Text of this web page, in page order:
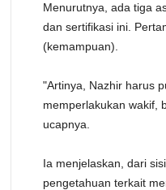
Menurutnya, ada tiga
dan sertifikasi ini.
(kemampuan).
"Artinya, Nazhir harus
memperlakukan wakif,
ucapnya.
Ia menjelaskan, dari
pengetahuan terkait